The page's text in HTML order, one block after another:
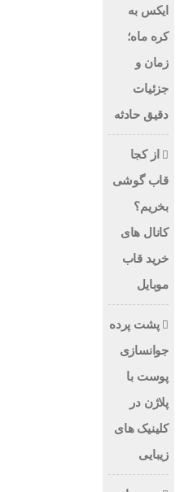
ایکس به
کره ماه؛
زمان و
جزئیات
دقیق حادثه
از کجا
قاب گوشی
بخریم؟
کانال های
خرید قاب
موبایل
پشت پرده
جوانسازی
پوست با
پلاژن در
کلینیک های
زیبایی